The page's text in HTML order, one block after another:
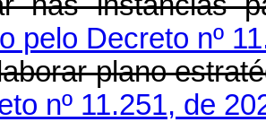
pelo Decreto nº
plano
nº 11.251, de